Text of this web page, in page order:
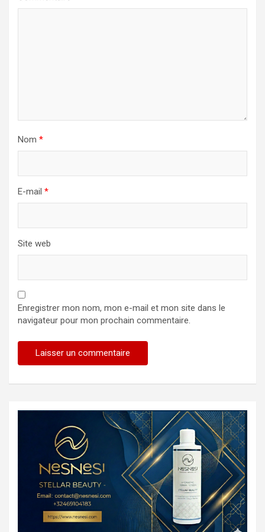
Nom *
E-mail *
Site web
Enregistrer mon nom, mon e-mail et mon site dans le
navigateur pour mon prochain commentaire.